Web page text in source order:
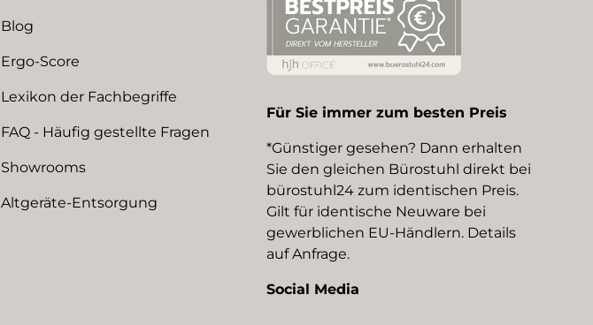
Blog
Ergo-Score
Lexikon der Fachbegriffe
FAQ - Häufig gestellte Fragen
Showrooms
Altgeräte-Entsorgung
Für Sie immer zum besten Preis
*Günstiger gesehen? Dann erhalten
Sie den gleichen Bürostuhl direkt bei
bürostuhl24 zum identischen Preis.
Gilt für identische Neuware bei
gewerblichen EU-Händlern. Details
auf Anfrage.
Social Media